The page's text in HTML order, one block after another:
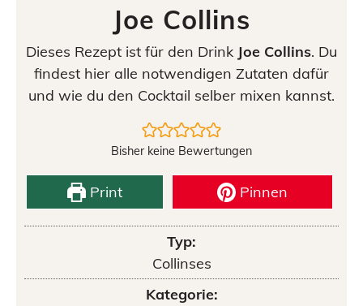
Joe Collins
Dieses Rezept ist für den Drink Joe Collins. Du
findest hier alle notwendigen Zutaten dafür
und wie du den Cocktail selber mixen kannst.
Bisher keine Bewertungen
Print Pinnen
Typ:
Collinses
Kategorie: